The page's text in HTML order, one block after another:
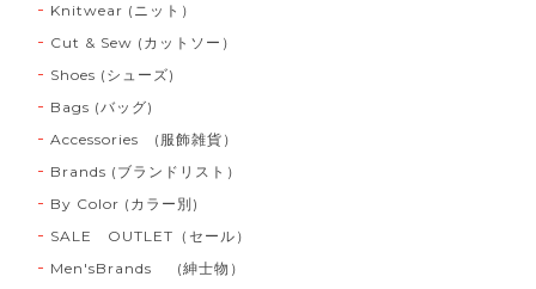
Knitwear (ニット）
Cut & Sew (カットソー）
Shoes (シューズ)
Bags (バッグ)
Accessories (服飾雑貨）
Brands (ブランドリスト）
By Color (カラー別)
SALE OUTLET（セール）
Men'sBrands (紳士物）